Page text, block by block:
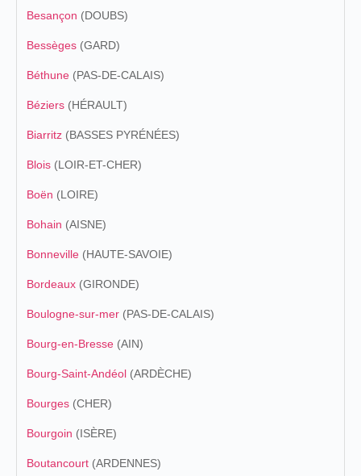
Besançon (DOUBS)
Bessèges (GARD)
Béthune (PAS-DE-CALAIS)
Béziers (HÉRAULT)
Biarritz (BASSES PYRÉNÉES)
Blois (LOIR-ET-CHER)
Boën (LOIRE)
Bohain (AISNE)
Bonneville (HAUTE-SAVOIE)
Bordeaux (GIRONDE)
Boulogne-sur-mer (PAS-DE-CALAIS)
Bourg-en-Bresse (AIN)
Bourg-Saint-Andéol (ARDÈCHE)
Bourges (CHER)
Bourgoin (ISÈRE)
Boutancourt (ARDENNES)